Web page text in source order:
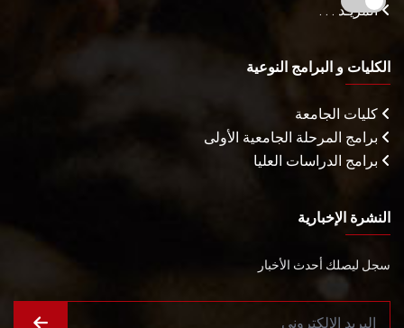
المزيـد . . .
الكليات و البرامج النوعية
كليات الجامعة
برامج المرحلة الجامعية الأولى
برامج الدراسات العليا
النشرة الإخبارية
سجل ليصلك أحدث الأخبار